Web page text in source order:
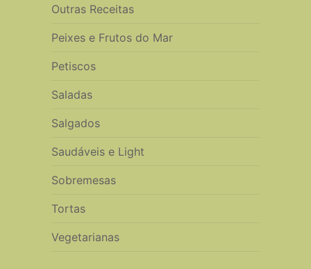
Outras Receitas
Peixes e Frutos do Mar
Petiscos
Saladas
Salgados
Saudáveis e Light
Sobremesas
Tortas
Vegetarianas